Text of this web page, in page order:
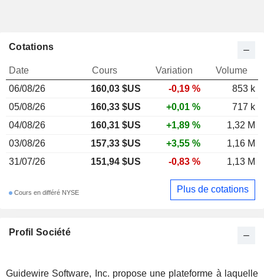
Profil Société
Guidewire Software, Inc. propose une plateforme à laquelle
Cotations
Date Cours Variation
Volume
06/08/26
160,03 $US -0,19 %
853 k
05/08/26
160,33 $US +0,01 %
717 k
04/08/26
160,31 $US +1,89 %
1,32 M
03/08/26
157,33 $US +3,55 %
1,16 M
31/07/26
151,94 $US -0,83 % 1,13 M
Cours en différé NYSE Plus de cotations